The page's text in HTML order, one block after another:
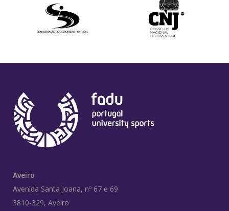
Aveiro
Avenida Santa Joana, nº 67 e 69
3810-329, Aveiro